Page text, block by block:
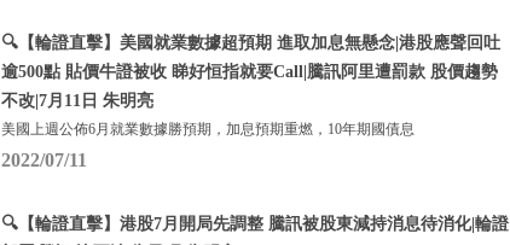
🔍【輪證直擊】美國就業數據超預期 進取加息無懸念|港股應聲回吐
逾500點 貼價牛證被收 睇好恒指就要Call|騰訊阿里遭罰款 股價趨勢
不改|7月11日 朱明亮
美國上週公佈6月就業數據勝預期，加息預期重燃，10年期國債息
2022/07/11
🔍【輪證直擊】港股7月開局先調整 騰訊被股東減持消息待消化|輪證